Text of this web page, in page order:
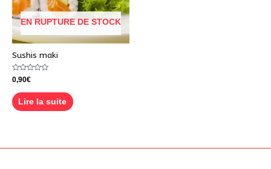
EN RUPTURE DE STOCK
Sushis maki
Note
0
sur
5
0,90€
Lire la suite